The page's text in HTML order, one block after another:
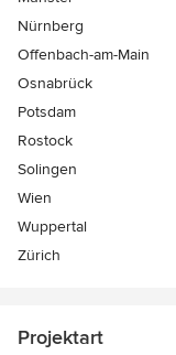
Nürnberg
Offenbach-am-Main
Osnabrück
Potsdam
Rostock
Solingen
Wien
Wuppertal
Zürich
Projektart